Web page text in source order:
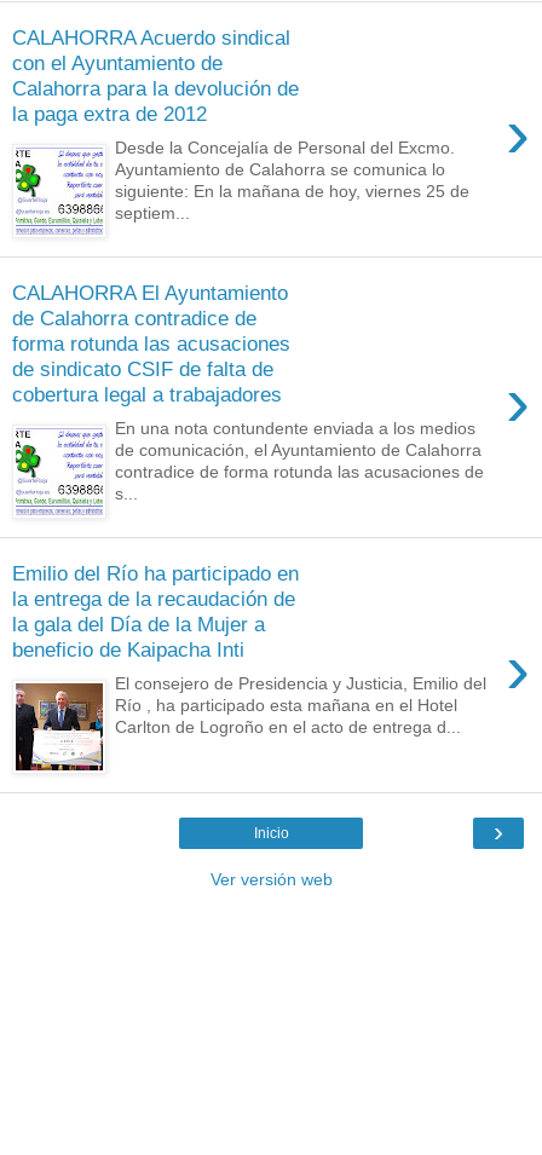
CALAHORRA Acuerdo sindical
con el Ayuntamiento de
Calahorra para la devolución de
la paga extra de 2012
›
Desde la Concejalía de Personal del Excmo.
Ayuntamiento de Calahorra se comunica lo
siguiente: En la mañana de hoy, viernes 25 de
septiem...
CALAHORRA El Ayuntamiento
de Calahorra contradice de
forma rotunda las acusaciones
de sindicato CSIF de falta de
cobertura legal a trabajadores
›
En una nota contundente enviada a los medios
de comunicación, el Ayuntamiento de Calahorra
contradice de forma rotunda las acusaciones de
s...
Emilio del Río ha participado en
la entrega de la recaudación de
la gala del Día de la Mujer a
beneficio de Kaipacha Inti
›
El consejero de Presidencia y Justicia, Emilio del
Río , ha participado esta mañana en el Hotel
Carlton de Logroño en el acto de entrega d...
›
Inicio
Ver versión web